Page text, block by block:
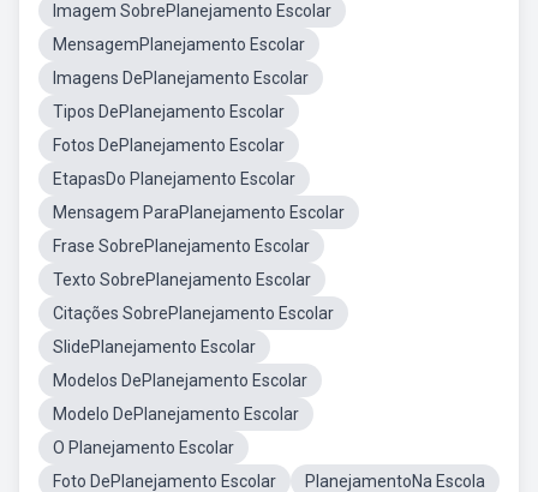
Imagem SobrePlanejamento Escolar
MensagemPlanejamento Escolar
Imagens DePlanejamento Escolar
Tipos DePlanejamento Escolar
Fotos DePlanejamento Escolar
EtapasDo Planejamento Escolar
Mensagem ParaPlanejamento Escolar
Frase SobrePlanejamento Escolar
Texto SobrePlanejamento Escolar
Citações SobrePlanejamento Escolar
SlidePlanejamento Escolar
Modelos DePlanejamento Escolar
Modelo DePlanejamento Escolar
O Planejamento Escolar
Foto DePlanejamento Escolar
PlanejamentoNa Escola